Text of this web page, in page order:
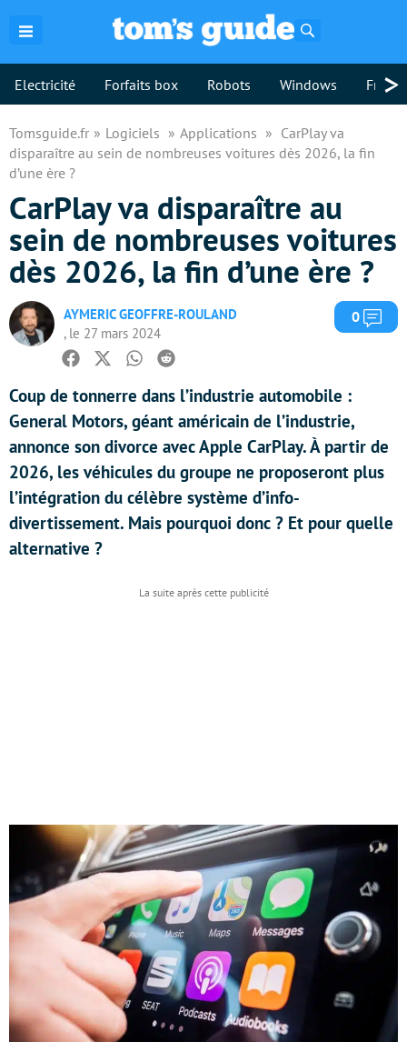
Electricité Forfaits box Robots Windows >
Tomsguide.fr Logiciels Applications
CarPlay va
disparaître au sein de nombreuses voitures dès 2026, la fin
d’une ère ?
CarPlay va disparaître au
sein de nombreuses voitures
dès 2026, la fin d’une ère ?
AYMERIC GEOFFRE-ROULAND
, le 27 mars 2024
0
Facebook
TwitterWhatsapp
Reddit
Coup de tonnerre dans l’industrie automobile :
General Motors, géant américain de l’industrie,
annonce son divorce avec Apple CarPlay. À partir de
2026, les véhicules du groupe ne proposeront plus
l’intégration du célèbre système d’info-
divertissement. Mais pourquoi donc ? Et pour quelle
alternative ?